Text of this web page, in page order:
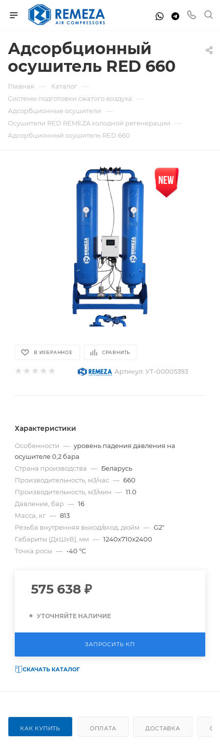
Адсорбционный
осушитель RED 660
Главная — Каталог —
Системы подготовки сжатого воздуха —
Адсорбционные осушители —
Осушители RED REMEZA холодной регенерации —
Адсорбционный осушитель RED 660
В ИЗБРАННОЕ СРАВНИТЬ
Артикул: УТ-00005393
Характеристики
Особенности — уровень падения давления на
осушителе 0,2 бара
Страна производства — Беларусь
Производительность, м3/час — 660
Производительность, м3/мин — 11.0
Давление, бар — 16
Масса, кг — 813
Резьба внутренняя выход/вход, дюйм — G2"
Габариты (ДхШхВ), мм — 1240х710х2400
Точка росы — -40 °C
575 638 ₽
УТОЧНЯЙТЕ НАЛИЧИЕ
ЗАПРОСИТЬ КП
СКАЧАТЬ КАТАЛОГ
КАК КУПИТЬ ОПЛАТА ДОСТАВКА